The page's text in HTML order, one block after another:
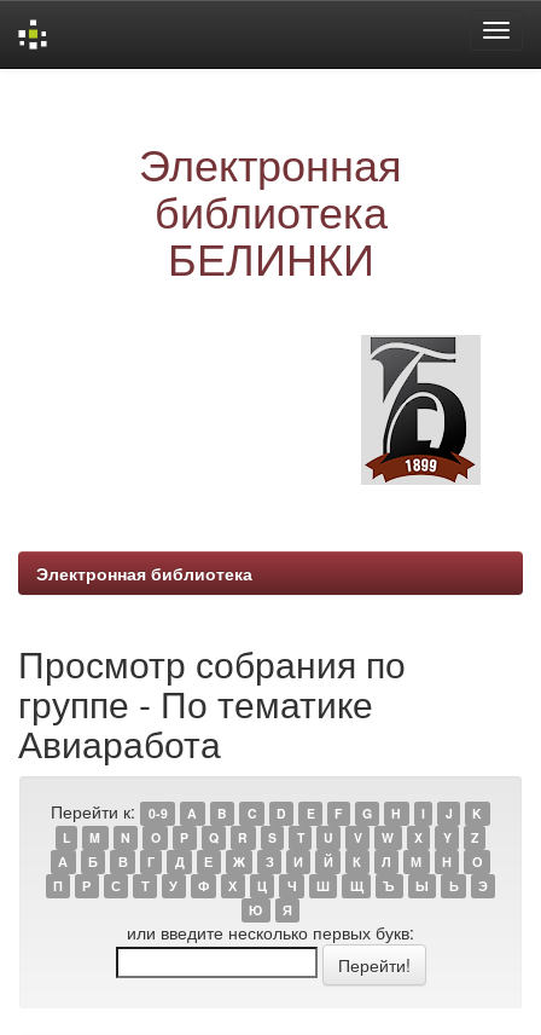
Электронная
библиотека
БЕЛИНКИ
Электронная библиотека
Просмотр собрания по
группе - По тематике
Авиаработа
Перейти к: 0-9 A B C D E F G H I J
K
L
M N O P Q R S T U V W X Y
Z
А
Б В Г Д Е Ж З И Й К Л М Н
О
П
Р С Т У Ф Х Ц Ч Ш Щ Ъ Ы Ь
Э
Ю
Я
или введите несколько первых букв: